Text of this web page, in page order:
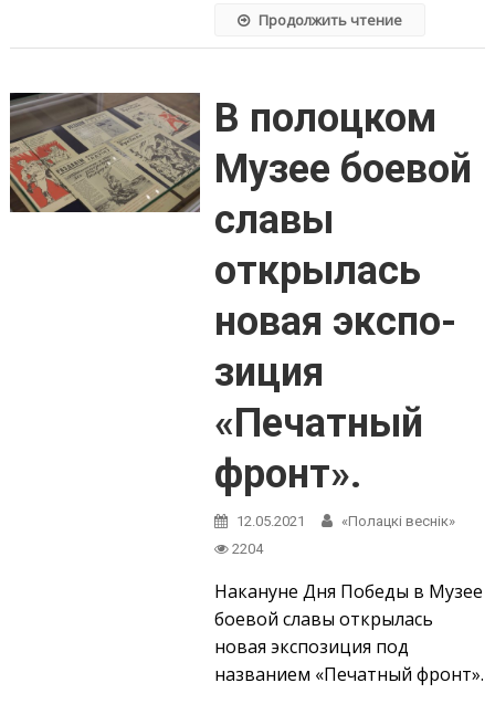
Продолжить чтение
В полоцком
Музее боевой
славы
открылась
новая экс­по­
зиция
«Печатный
фронт».
12.05.2021
«Полацкі веснік»
2204
Накануне Дня Победы в Музее
боевой славы открылась
новая экс­по­зиция под
названием «Печатный фронт».